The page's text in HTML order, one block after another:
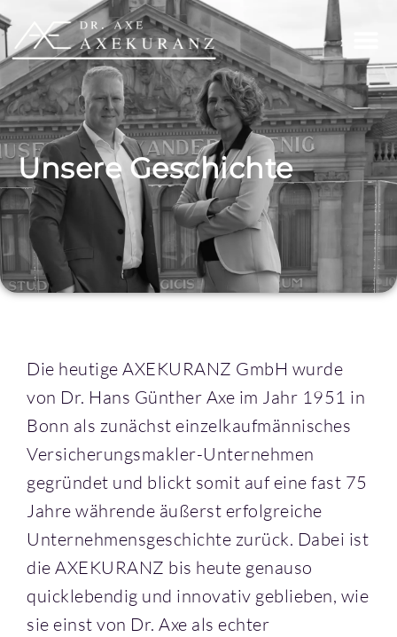
Unsere Geschichte
Die heutige AXEKURANZ GmbH wurde
von Dr. Hans Günther Axe im Jahr 1951 in
Bonn als zunächst einzelkaufmännisches
Versicherungsmakler-Unternehmen
gegründet und blickt somit auf eine fast 75
Jahre währende äußerst erfolgreiche
Unternehmensgeschichte zurück. Dabei ist
die AXEKURANZ bis heute genauso
quicklebendig und innovativ geblieben, wie
sie einst von Dr. Axe als echter